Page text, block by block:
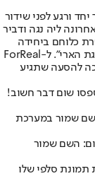
ורגע לפני שידור
ליה נגה ודביר
כלוחם ביחידה
עילית מסווגת, הוקפץ למילואים במסגרת מבצע "שאגת הארי". ל-ForReal
להסעה שתגיע
שמור במערכת
השם שמור
תמונת סלפי שלו